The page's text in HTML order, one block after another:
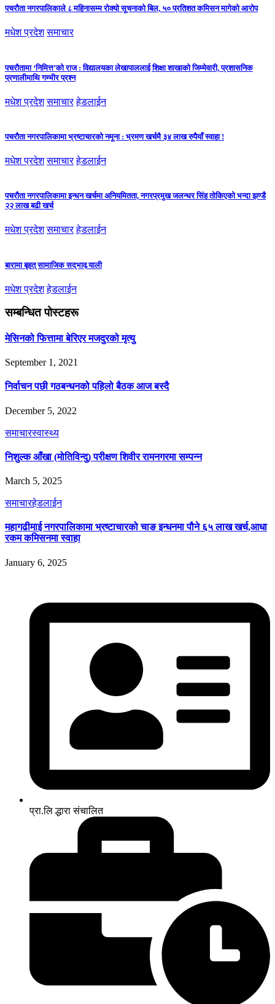
पचरौता नगरपालिकाले ८ महिनासम्म रोक्यो सूचनाको बिल, ५० प्रतिशत कमिसन मागेको आरोप
मधेश प्रदेश समाचार
पचरौतामा ‘निमित्त’को राज : विद्यालयका लेखापाललाई शिक्षा शाखाको जिम्मेवारी, प्रशासनिक
प्रणालीमाथि गम्भीर प्रश्न
मधेश प्रदेश समाचार हेडलाईन
पचरौता नगरपालिकामा भ्रष्टाचारको नमूना : भ्रमण खर्चमै ३४ लाख रुपैयाँ स्वाहा !
मधेश प्रदेश समाचार हेडलाईन
पचरौता नगरपालिकामा इन्धन खर्चमा अनियमितता, नगरप्रमुख जलन्धर सिंह तोकिएको भन्दा झण्डै
२२ लाख बढी खर्च
मधेश प्रदेश समाचार हेडलाईन
बारामा बृहत् सामाजिक सद्‌भाव र्‍याली
मधेश प्रदेश हेडलाईन
सम्बन्धित पोस्टहरू
मेसिनको फित्तामा बेरिएर मजदुरको मृत्यु
September 1, 2021
निर्वाचन पछी गठबन्धनको पहिलो बैठक आज बस्दै
December 5, 2022
समाचारस्वास्थ्य
निशुल्क आँखा (मोतिविन्दु) परीक्षण शिवीर रामनगरमा सम्पन्न
March 5, 2025
समाचारहेडलाईन
महागढीमाई नगरपालिकामा भ्रष्टाचारको चाङ इन्धनमा पौने ६५ लाख खर्च,आधा
रकम कमिसनमा स्वाहा
January 6, 2025
प्रा.लि द्धारा संचालित